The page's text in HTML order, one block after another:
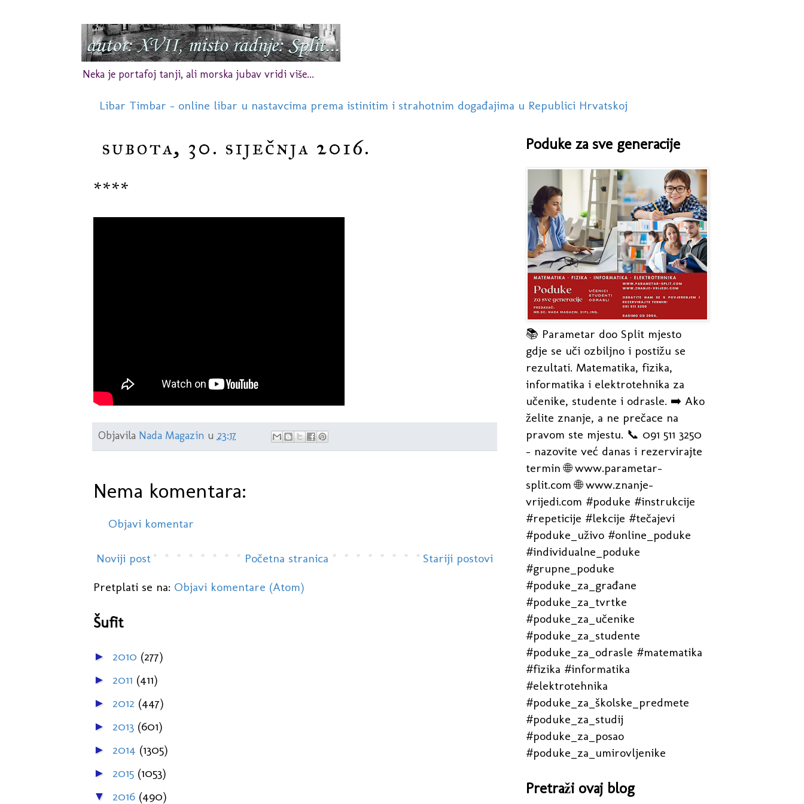
Neka je portafoj tanji, ali morska jubav vridi više...
Libar Timbar - online libar u nastavcima prema istinitim i strahotnim događajima u Republici Hrvatskoj
subota, 30. siječnja 2016.
****
Objavila Nada Magazin u 23:17
Nema komentara:
Objavi komentar
Noviji post Stariji postovi
Početna stranica
Pretplati se na: Objavi komentare (Atom)
Šufit
► 2010 (277)
► 2011 (411)
► 2012 (447)
► 2013 (601)
► 2014 (1305)
► 2015 (1053)
▼ 2016 (490)
Poduke za sve generacije
📚 Parametar doo Split mjesto
gdje se uči ozbiljno i postižu se
rezultati. Matematika, fizika,
informatika i elektrotehnika za
učenike, studente i odrasle. ➡️ Ako
želite znanje, a ne prečace na
pravom ste mjestu. 📞 091 511 3250
- nazovite već danas i rezervirajte
termin 🌐 www.parametar-
split.com 🌐 www.znanje-
vrijedi.com #poduke #instrukcije
#repeticije #lekcije #tečajevi
#poduke_uživo #online_poduke
#individualne_poduke
#grupne_poduke
#poduke_za_građane
#poduke_za_tvrtke
#poduke_za_učenike
#poduke_za_studente
#poduke_za_odrasle #matematika
#fizika #informatika
#elektrotehnika
#poduke_za_školske_predmete
#poduke_za_studij
#poduke_za_posao
#poduke_za_umirovljenike
Pretraži ovaj blog